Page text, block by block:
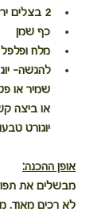
2 בצלים ירוקים קצוצים
כף שמן
מלח
להגשה-
שמיר או
או ביצה
יוגורט
אופן ההכנה:
מבשלים את
לא רכים מאוד.